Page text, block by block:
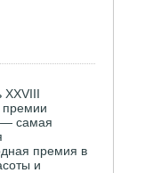
ХXVIII
самая
премия в
и